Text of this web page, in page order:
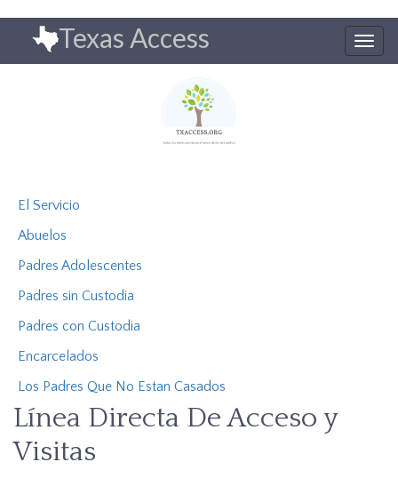
contenido
principal
Texas Access
El Servicio
Abuelos
Padres Adolescentes
Padres sin Custodia
Padres con Custodia
Encarcelados
Los Padres Que No Estan Casados
Línea Directa De Acceso y
Visitas